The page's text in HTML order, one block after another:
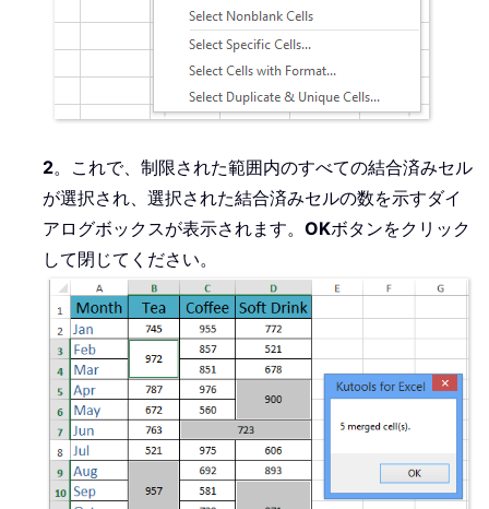
2。これで、制限された範囲内のすべての結合済みセル
が選択され、選択された結合済みセルの数を示すダイ
アログボックスが表示されます。 OKボタンをクリック
して閉じてください。